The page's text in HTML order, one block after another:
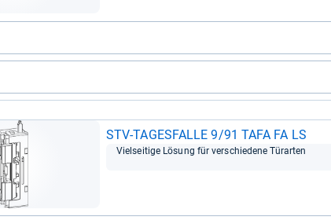
STV-​TAGES­FALLE 9/91 TAFA FA LS
Viel­sei­tige Lösung für ver­schie­dene Tür­ar­ten